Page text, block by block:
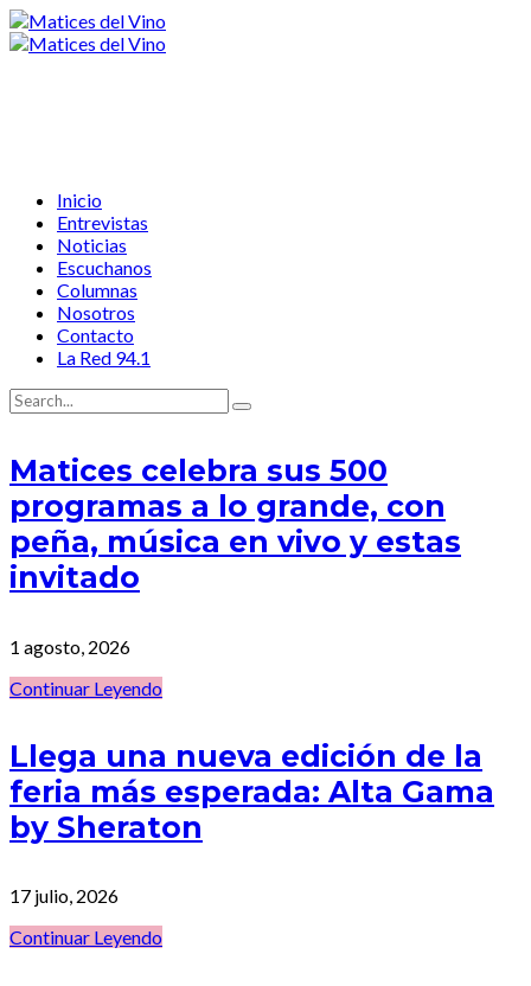
Inicio
Entrevistas
Noticias
Escuchanos
Columnas
Nosotros
Contacto
La Red 94.1
Matices celebra sus 500
programas a lo grande, con
peña, música en vivo y estas
invitado
1 agosto, 2026
Continuar Leyendo
Llega una nueva edición de la
feria más esperada: Alta Gama
by Sheraton
17 julio, 2026
Continuar Leyendo